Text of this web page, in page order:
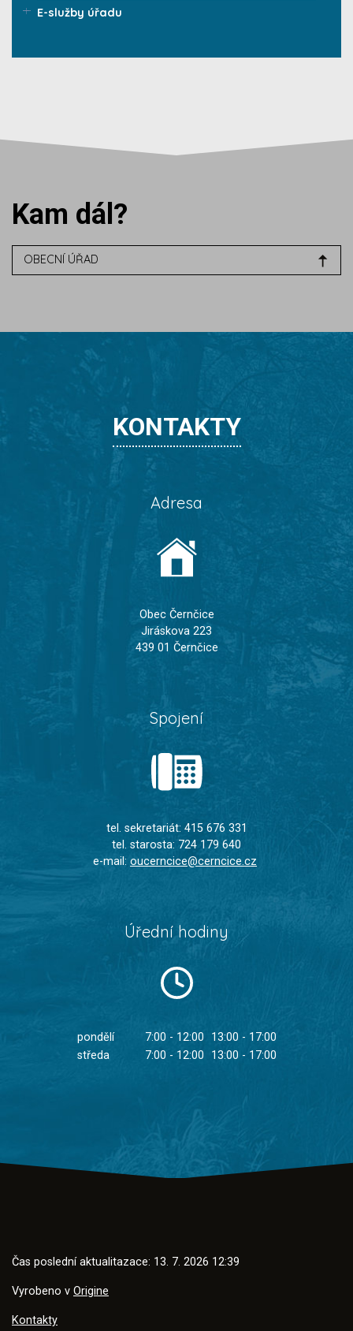
E-služby úřadu
Kam dál?
OBECNÍ ÚŘAD
KONTAKTY
Adresa
Obec Černčice
Jiráskova 223
439 01 Černčice
Spojení
tel. sekretariát: 415 676 331
tel. starosta: 724 179 640
e-mail: oucerncice@cerncice.cz
Úřední hodiny
pondělí 7:00 - 12:00
13:00 - 17:00
středa
7:00 - 12:00 13:00 - 17:00
Čas poslední aktualitazace: 13. 7. 2026 12:39
Vyrobeno v Origine
Kontakty